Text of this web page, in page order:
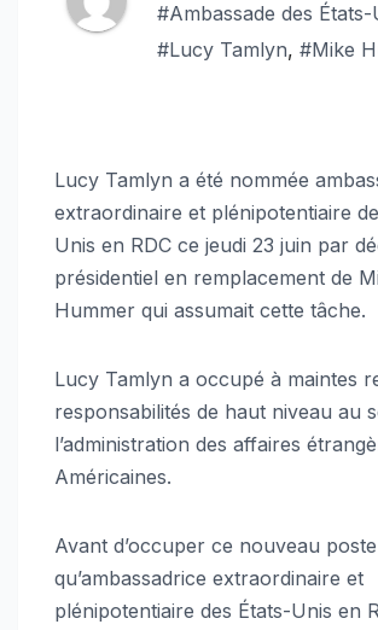
#Ambassade des
#Lucy Tamlyn, #Mike
Lucy Tamlyn a été nommée
extraordinaire et plénipotentiaire
Unis en RDC ce jeudi 23 juin par
présidentiel en remplacement de
Hummer qui assumait cette tâche.
Lucy Tamlyn a occupé à maintes
responsabilités de haut niveau au
l’administration des affaires
Américaines.
Avant d’occuper ce nouveau
qu’ambassadrice extraordinaire et
plénipotentiaire des États-Unis en